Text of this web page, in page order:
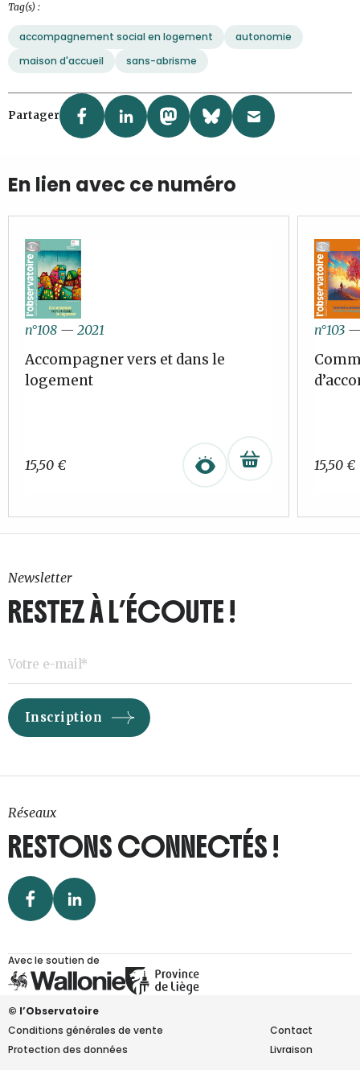
Tag(s) :
accompagnement social en logement
autonomie
maison d'accueil
sans-abrisme
Partager
En lien avec ce numéro
n°108 — 2021
Accompagner vers et dans le
logement
15,50 €
n°103
15,50 €
Newsletter
RESTEZ À L’ÉCOUTE !
Réseaux
RESTONS CONNECTÉS !
Avec le soutien de
© l’Observatoire
Conditions générales de vente
Protection des données
Livraison
Contact